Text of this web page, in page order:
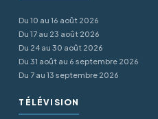
Du 10 au 16 août 2026
Du 17 au 23 août 2026
Du 24 au 30 août 2026
Du 31 août au 6 septembre 2026
Du 7 au 13 septembre 2026
TÉLÉVISION